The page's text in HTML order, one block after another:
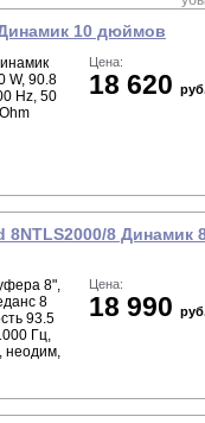
10 дюймов
W, 90.8
Hz, 50
Цена:
18 620
8NTLS2000/8 Динамик
8",
8
93.5
Гц,
неодим,
Цена:
18 990